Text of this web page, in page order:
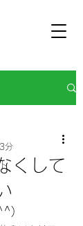
くして
分